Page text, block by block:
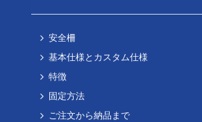
安全柵
基本仕様とカスタム仕様
特徴
固定方法
ご注文から納品まで